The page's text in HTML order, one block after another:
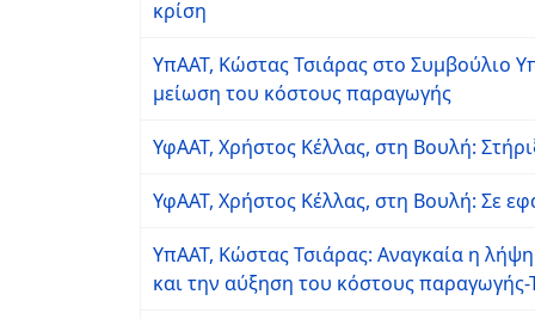
κρίση
ΥπΑΑΤ, Κώστας Τσιάρας στο Συμβούλιο
μείωση του κόστους παραγωγής
ΥφΑΑΤ, Χρήστος Κέλλας, στη Βουλή:
ΥφΑΑΤ, Χρήστος Κέλλας, στη Βουλή: Σε
ΥπΑΑΤ, Κώστας Τσιάρας: Αναγκαία η
και την αύξηση του κόστους